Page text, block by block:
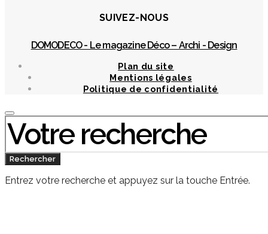
SUIVEZ-NOUS
DOMODECO - Le magazine Déco – Archi - Design
Plan du site
Mentions légales
Politique de confidentialité
Chercher
Rechercher
Entrez votre recherche et appuyez sur la touche Entrée.